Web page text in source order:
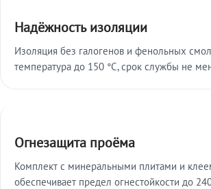
Надёжность изоляции
Изоляция без галогенов и фенольных
температура до 150 °C, срок службы не
Огнезащита проёма
Комплект с минеральными плитами и
обеспечивает предел огнестойкости до